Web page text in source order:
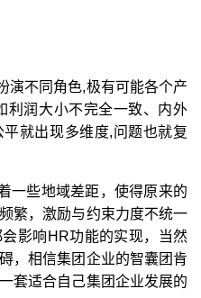
演不同角色,极有可能各个产
利润大小不完全一致、内外
就出现多维度,问题也就复
一些地域差距，使得原来的
繁，激励与约束力度不统一
影响HR功能的实现，当然
，相信集团企业的智囊团肯
套适合自己集团企业发展的